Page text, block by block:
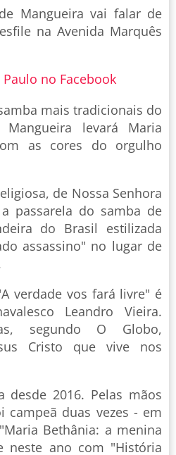
Mangueira vai falar de
na Avenida Marquês
no Facebook
mais tradicionais do
levará Maria
as cores do orgulho
de Nossa Senhora
passarela do samba de
do Brasil estilizada
assassino" no lugar de
verdade vos fará livre" é
Leandro Vieira.
segundo O Globo,
Cristo que vive nos
desde 2016. Pelas mãos
campeã duas vezes - em
Bethânia: a menina
neste ano com "História